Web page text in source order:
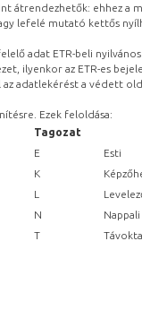
átrendezhetők: ehhez a
lefelé mutató kettős
adat ETR-beli
ilyenkor az ETR-es
az adatlekérést a védett
Ezek feloldása:
Tagozat
E
Esti
K
L
N
Nappali
T